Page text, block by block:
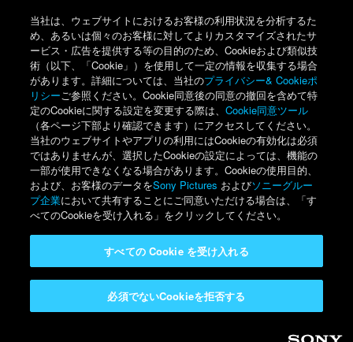
当社は、ウェブサイトにおけるお客様の利用状況を分析するた
め、あるいは個々のお客様に対してよりカスタマイズされたサ
ービス・広告を提供する等の目的のため、Cookieおよび類似技
術（以下、「Cookie」）を使用して一定の情報を収集する場合
があります。詳細については、当社のプライバシー& Cookieポ
リシーご参照ください。Cookie同意後の同意の撤回を含めて特
定のCookieに関する設定を変更する際は、Cookie同意ツール
（各ページ下部より確認できます）にアクセスしてください。
当社のウェブサイトやアプリの利用にはCookieの有効化は必須
ではありませんが、選択したCookieの設定によっては、機能の
一部が使用できなくなる場合があります。Cookieの使用目的、
および、お客様のデータをSony Pictures およびソニーグルー
プ企業において共有することにご同意いただける場合は、「す
べてのCookieを受け入れる」をクリックしてください。
必須でないCookieを拒否する
すべての Cookie を受け入れる